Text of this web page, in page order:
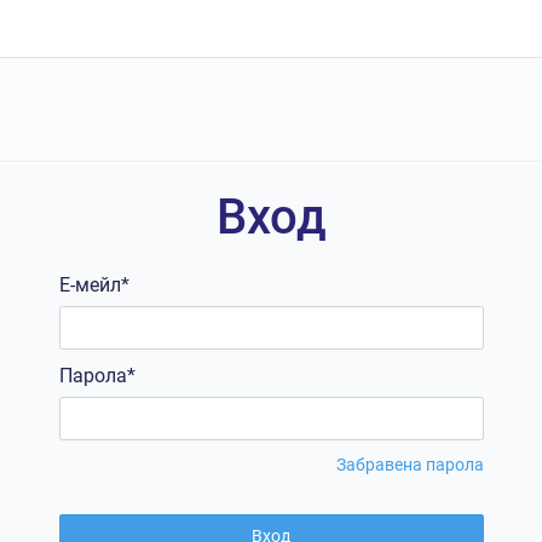
Вход
Е-мейл*
Парола*
Забравена парола
Вход